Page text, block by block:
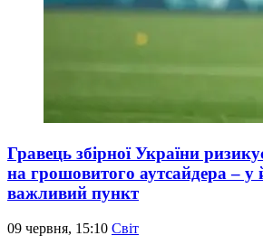
Гравець збірної України
на грошовитого аутсайдера – у
важливий пункт
09 червня, 15:10 Світ